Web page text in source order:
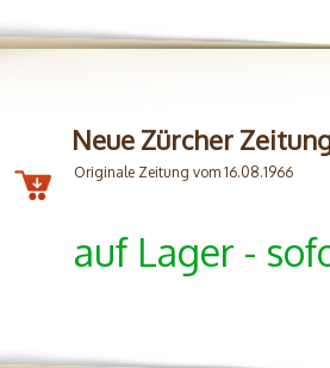
Neue Zürcher
Originale Zeitung vom 16.08.1966
auf Lager -